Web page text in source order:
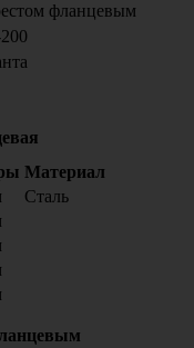
фланцевым
Материал
Сталь